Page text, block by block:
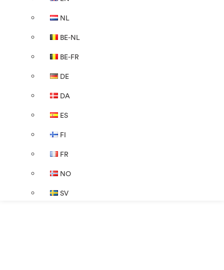
NL
BE-NL
BE-FR
DE
DA
ES
FI
FR
NO
SV